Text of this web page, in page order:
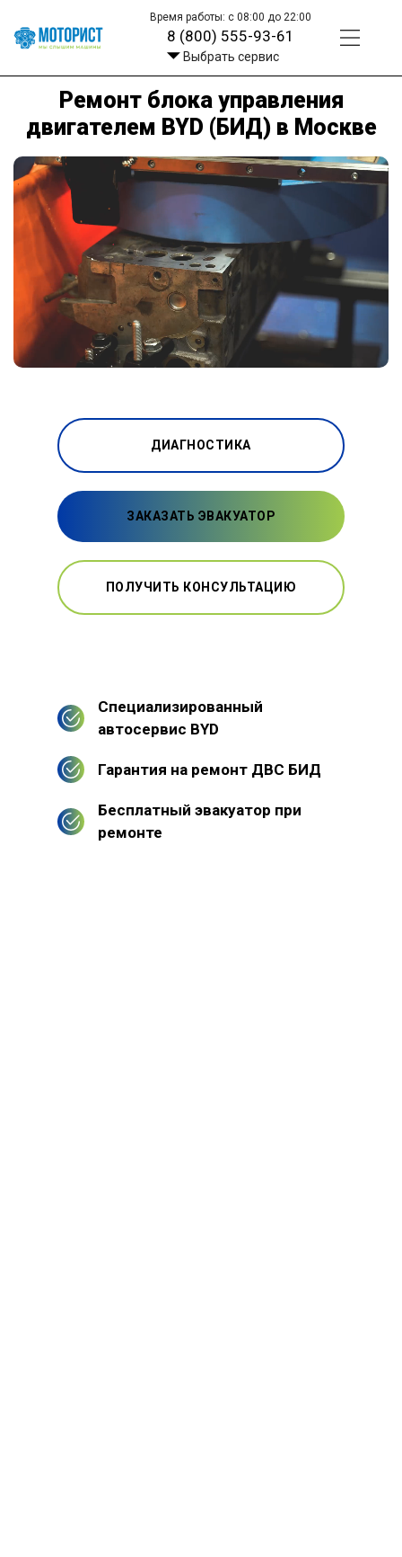
Время работы: с 08:00 до 22:00
8 (800) 555-93-61
Выбрать сервис
Ремонт блока управления
двигателем BYD (БИД) в Москве
ДИАГНОСТИКА
ЗАКАЗАТЬ ЭВАКУАТОР
ПОЛУЧИТЬ КОНСУЛЬТАЦИЮ
Специализированный
автосервис BYD
Гарантия на ремонт ДВС БИД
Бесплатный эвакуатор при
ремонте